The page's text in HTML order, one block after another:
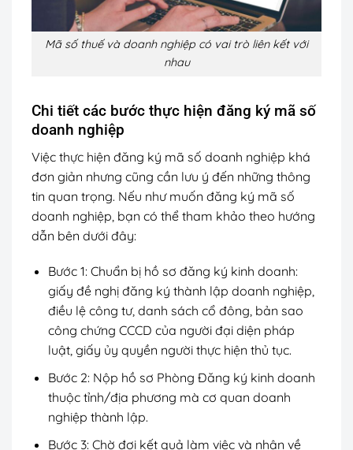
Mã số thuế và doanh nghiệp có vai trò liên kết với
nhau
Chi tiết các bước thực hiện đăng ký mã số
doanh nghiệp
Việc thực hiện đăng ký mã số doanh nghiệp khá
đơn giản nhưng cũng cần lưu ý đến những thông
tin quan trọng. Nếu như muốn đăng ký mã số
doanh nghiệp, bạn có thể tham khảo theo hướng
dẫn bên dưới đây:
Bước 1: Chuẩn bị hồ sơ đăng ký kinh doanh:
giấy đề nghị đăng ký thành lập doanh nghiệp,
điều lệ công tư, danh sách cổ đông, bản sao
công chứng CCCD của người đại diện pháp
luật, giấy ủy quyền người thực hiện thủ tục.
Bước 2: Nộp hồ sơ Phòng Đăng ký kinh doanh
thuộc tỉnh/địa phương mà cơ quan doanh
nghiệp thành lập.
Bước 3: Chờ đợi kết quả làm việc và nhận về